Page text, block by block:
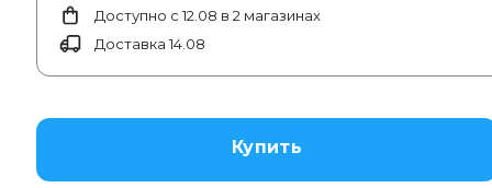
Доступно с 12.08 в 2 магазинах
Доставка 14.08
Купить